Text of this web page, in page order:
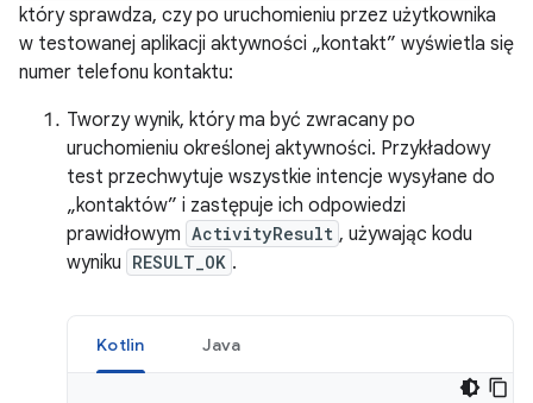
który sprawdza, czy po uruchomieniu przez użytkownika
w testowanej aplikacji aktywności „kontakt” wyświetla się
numer telefonu kontaktu:
Tworzy wynik, który ma być zwracany po
uruchomieniu określonej aktywności. Przykładowy
test przechwytuje wszystkie intencje wysyłane do
„kontaktów” i zastępuje ich odpowiedzi
prawidłowym ActivityResult , używając kodu
wyniku RESULT_OK .
Kotlin Java